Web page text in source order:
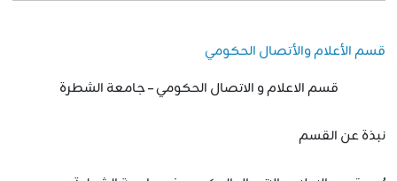
قسم الأعلام والأتصال الحكومي
قسم الاعلام و الاتصال الحكومي – جامعة الشطرة
نبذة عن القسم